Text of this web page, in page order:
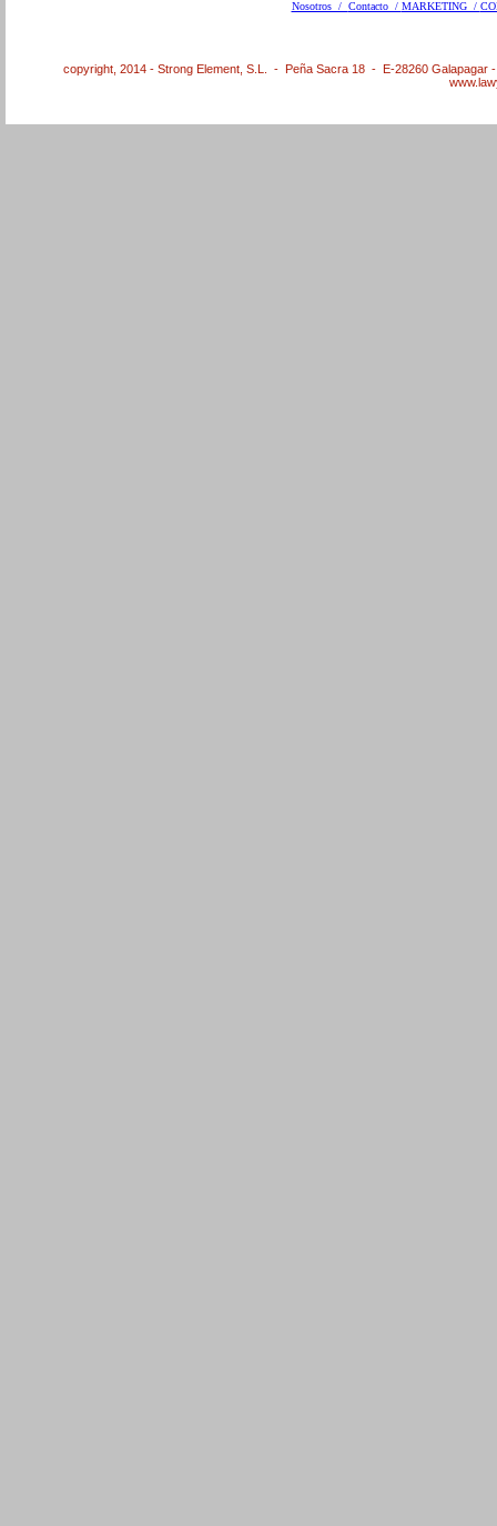
Nosotros / Contacto / MARKETING /
copyright, 2014 - Strong Element, S.L. - Peña Sacra 18 - E-28260